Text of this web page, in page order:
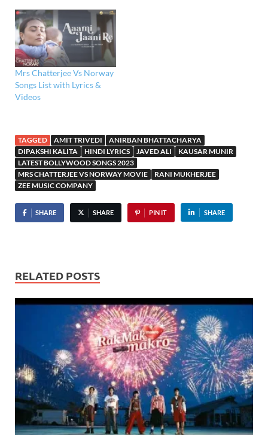
Mrs Chatterjee Vs Norway
Songs List with Lyrics &
Videos
TAGGED AMIT TRIVEDI
ANIRBAN BHATTACHARYA
DIPAKSHI KALITA
HINDI LYRICS JAVED ALI
KAUSAR MUNIR
LATEST BOLLYWOOD SONGS 2023
MRS CHATTERJEE VS NORWAY MOVIE
RANI MUKHERJEE
ZEE MUSIC COMPANY
SHARE SHARE PIN IT SHARE
RELATED POSTS